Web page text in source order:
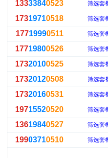
13333840523 筛选套
17319710518 筛选套
17719990511 筛选套
17719800526 筛选套
17320100525 筛选套
17320120508 筛选套
17320160531 筛选套
19715520520 筛选套
13619840527 筛选套
19903710510 筛选套